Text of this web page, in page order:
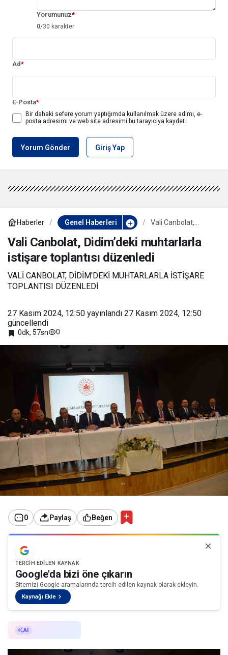
Yorumunuz*
0/30 karakter
Ad*
E-Posta*
Bir dahaki sefere yorum yaptığımda kullanılmak üzere adımı, e-
posta adresimi ve web site adresimi bu tarayıcıya kaydet.
Yorum Gönder Giriş Yap
Haberler Genel Haberleri
Vali Canbolat,
muhtarlarla istişare
toplantısı düzenledi
Vali Canbolat, Didim’deki muhtarlarla
istişare toplantısı düzenledi
VALİ CANBOLAT, DİDİM'DEKİ MUHTARLARLA İSTİŞARE
TOPLANTISI DÜZENLEDİ
27 Kasım 2024, 12:50 yayınlandı 27 Kasım 2024, 12:50
güncellendi
0dk, 57sn 0
0 Paylaş Beğen
TERCIH EDILEN KAYNAK
Google'da bizi öne çıkarın
Sitemizi Google aramalarında tercih edilen kaynak olarak ekleyin.
Kaynağı Ekle
AI